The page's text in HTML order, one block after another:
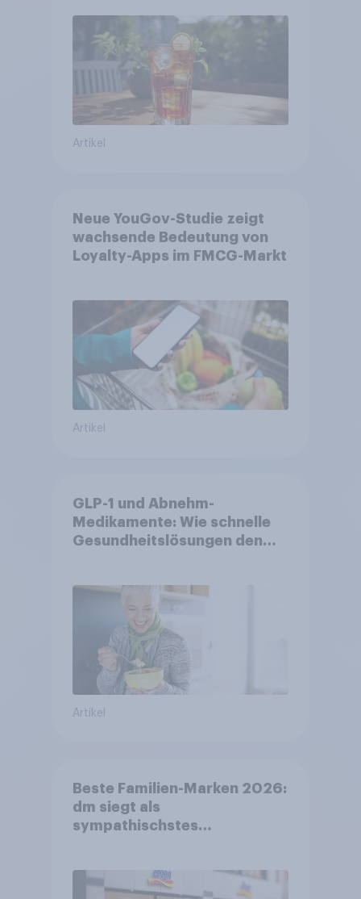
Artikel
Neue YouGov-Studie zeigt
wachsende Bedeutung von
Loyalty-Apps im FMCG-Markt
Artikel
GLP-1 und Abnehm-
Medikamente: Wie schnelle
Gesundheitslösungen den
Artikel
Beste Familien-Marken 2026:
dm siegt als
sympathischstes